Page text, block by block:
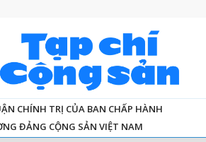
CHÍNH TRỊ CỦA BAN CHẤP HÀNH
ĐẢNG CỘNG SẢN VIỆT NAM